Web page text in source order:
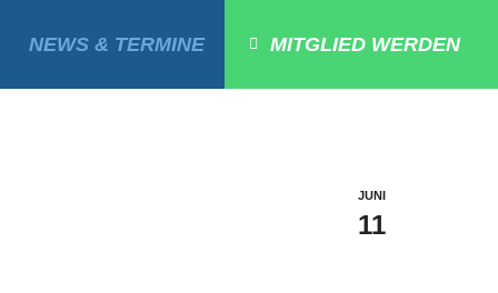
NEWS & TERMINE MITGLIED WERDEN
JUNI
11